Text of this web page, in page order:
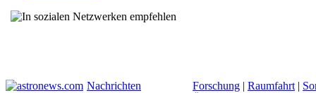
Nachrichten Forschung | Raumfahrt |